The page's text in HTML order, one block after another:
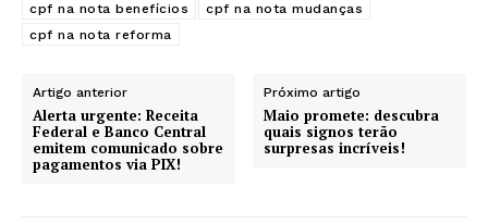
cpf na nota benefícios
cpf na nota mudanças
cpf na nota reforma
Artigo anterior
Alerta urgente: Receita
Federal e Banco Central
emitem comunicado sobre
pagamentos via PIX!
Próximo artigo
Maio promete: descubra
quais signos terão
surpresas incríveis!